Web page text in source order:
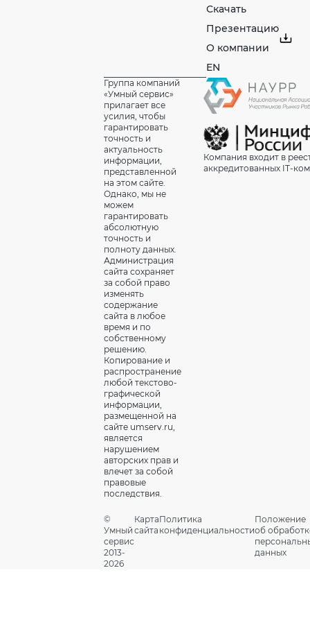
Скачать
Презентацию
О компании
EN
Группа компаний
«Умный сервис»
прилагает все
усилия, чтобы
гарантировать
точность и
актуальность
информации,
представленной
на этом сайте.
Однако, мы не
можем
гарантировать
абсолютную
точность и
полноту данных.
Администрация
сайта сохраняет
за собой право
изменять
содержание
сайта в любое
время и по
собственному
решению.
Копирование и
распространение
любой текстово-
графической
информации,
размещенной на
сайте umserv.ru,
является
нарушением
авторских прав и
влечет за собой
правовые
последствия.
Компания входит в
аккредитованных IT-
©
Умный
сервис
2013-
2026
Карта
сайта
Политика
конфиденциальности
Положение
об
данных